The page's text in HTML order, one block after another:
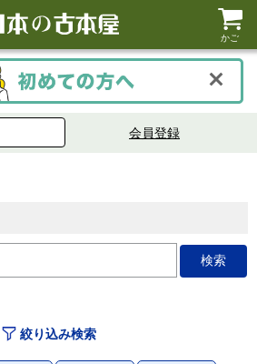
かご
会員登録
絞り込み検索